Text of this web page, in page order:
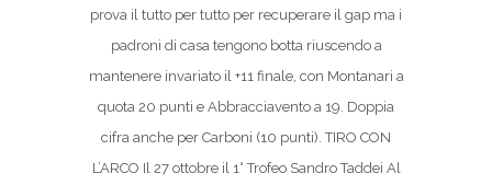
prova il tutto per tutto per recuperare il gap ma i
padroni di casa tengono botta riuscendo a
mantenere invariato il +11 finale, con Montanari a
quota 20 punti e Abbracciavento a 19. Doppia
cifra anche per Carboni (10 punti). TIRO CON
L’ARCO Il 27 ottobre il 1° Trofeo Sandro Taddei Al